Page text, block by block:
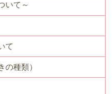
いて～
て
の種類）